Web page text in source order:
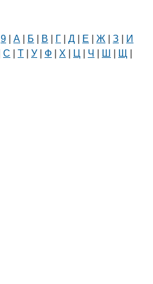
9 А Б В Г Д Е Ж З
И
С Т У Ф Х Ц Ч Ш Щ